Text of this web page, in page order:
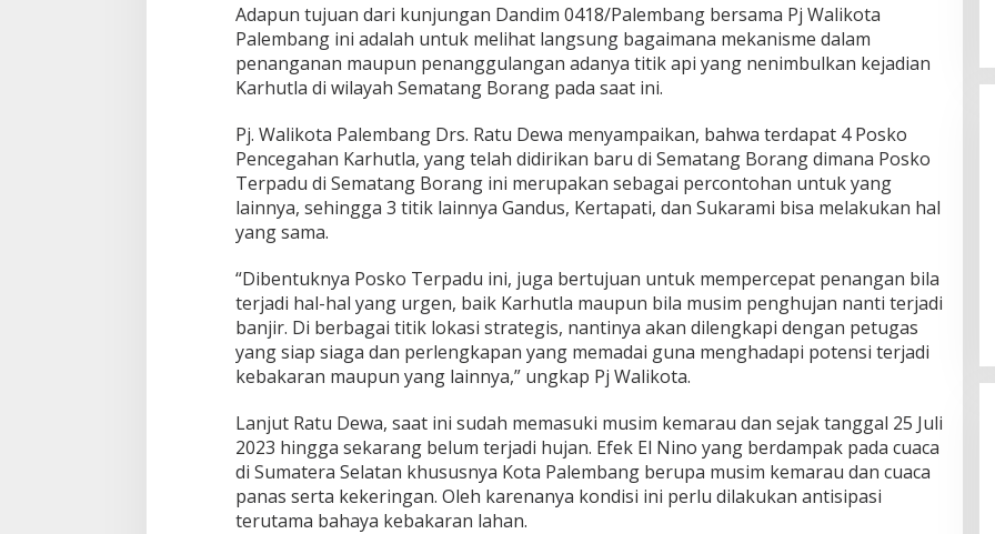
T
i
n
a
P
o
s
o
T
r
p
a
d
u
K
r
u
t
l
a
Adapun tujuan dari kunjungan Dandim 0418/Palembang bersama Pj Walikota
Palembang ini adalah untuk melihat langsung bagaimana mekanisme dalam
penanganan maupun penanggulangan adanya titik api yang nenimbulkan kejadian
Karhutla di wilayah Sematang Borang pada saat ini.
Pj. Walikota Palembang Drs. Ratu Dewa menyampaikan, bahwa terdapat 4 Posko
Pencegahan Karhutla, yang telah didirikan baru di Sematang Borang dimana Posko
Terpadu di Sematang Borang ini merupakan sebagai percontohan untuk yang
lainnya, sehingga 3 titik lainnya Gandus, Kertapati, dan Sukarami bisa melakukan hal
yang sama.
“Dibentuknya Posko Terpadu ini, juga bertujuan untuk mempercepat penangan bila
terjadi hal-hal yang urgen, baik Karhutla maupun bila musim penghujan nanti terjadi
banjir. Di berbagai titik lokasi strategis, nantinya akan dilengkapi dengan petugas
yang siap siaga dan perlengkapan yang memadai guna menghadapi potensi terjadi
kebakaran maupun yang lainnya,” ungkap Pj Walikota.
Lanjut Ratu Dewa, saat ini sudah memasuki musim kemarau dan sejak tanggal 25 Juli
2023 hingga sekarang belum terjadi hujan. Efek El Nino yang berdampak pada cuaca
di Sumatera Selatan khususnya Kota Palembang berupa musim kemarau dan cuaca
panas serta kekeringan. Oleh karenanya kondisi ini perlu dilakukan antisipasi
terutama bahaya kebakaran lahan.
Laksanakan Musyawarah Wilayah
2025
Di Politik | Sabtu, 15-03-2025, | 17:12,